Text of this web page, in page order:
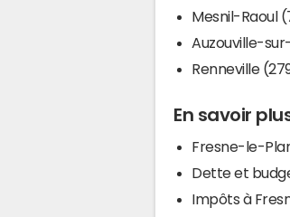
Mesnil-Raoul
Auzouville-
Renneville
En savoir
Fresne-le-
Dette et
Impôts à